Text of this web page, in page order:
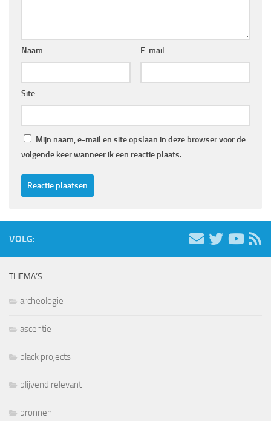
Naam E-mail
Site
Mijn naam, e-mail en site opslaan in deze browser voor de
volgende keer wanneer ik een reactie plaats.
VOLG:
THEMA’S
archeologie
ascentie
black projects
blijvend relevant
bronnen